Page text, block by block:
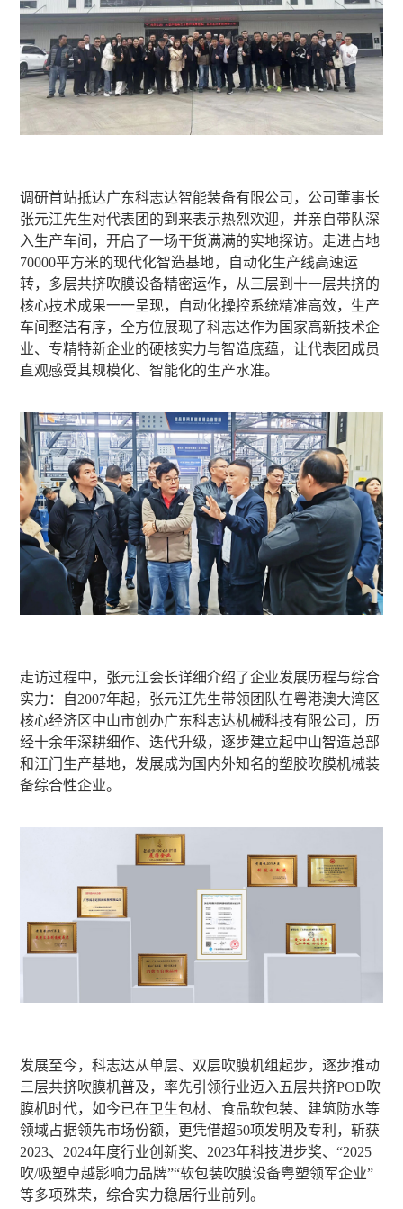
调研首站抵达广东科志达智能装备有限公司，公司董事长
张元江先生对代表团的到来表示热烈欢迎，并亲自带队深
入生产车间，开启了一场干货满满的实地探访。走进占地
70000平方米的现代化智造基地，自动化生产线高速运
转，多层共挤吹膜设备精密运作，从三层到十一层共挤的
核心技术成果一一呈现，自动化操控系统精准高效，生产
车间整洁有序，全方位展现了科志达作为国家高新技术企
业、专精特新企业的硬核实力与智造底蕴，让代表团成员
直观感受其规模化、智能化的生产水准。
走访过程中，张元江会长详细介绍了企业发展历程与综合
实力：自2007年起，张元江先生带领团队在粤港澳大湾区
核心经济区中山市创办广东科志达机械科技有限公司，历
经十余年深耕细作、迭代升级，逐步建立起中山智造总部
和江门生产基地，发展成为国内外知名的塑胶吹膜机械装
备综合性企业。
发展至今，科志达从单层、双层吹膜机组起步，逐步推动
三层共挤吹膜机普及，率先引领行业迈入五层共挤POD吹
膜机时代，如今已在卫生包材、食品软包装、建筑防水等
领域占据领先市场份额，更凭借超50项发明及专利，斩获
2023、2024年度行业创新奖、2023年科技进步奖、“2025
吹/吸塑卓越影响力品牌”“软包装吹膜设备粤塑领军企业”
等多项殊荣，综合实力稳居行业前列。